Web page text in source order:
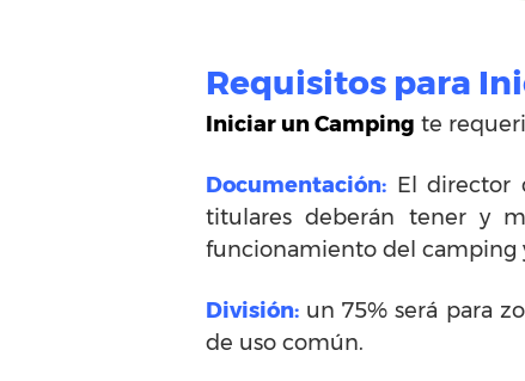
Requisitos para
Iniciar un Camping te
Documentación: El director
titulares deberán tener y
funcionamiento del camping
División: un 75% será para
de uso común.